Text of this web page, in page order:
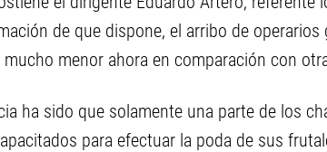
de que dispone, el arribo de
menor ahora en comparación con
ha sido que solamente una parte de los
para efectuar la poda de sus